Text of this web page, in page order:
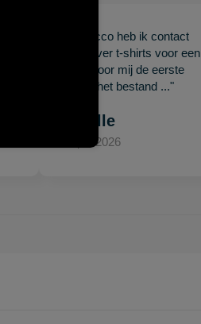
"Met Jacco heb ik contact
gehad over t-shirts voor een
beurs. Voor mij de eerste
keer en het bestand ..."
Mariëlle
15 april 2026